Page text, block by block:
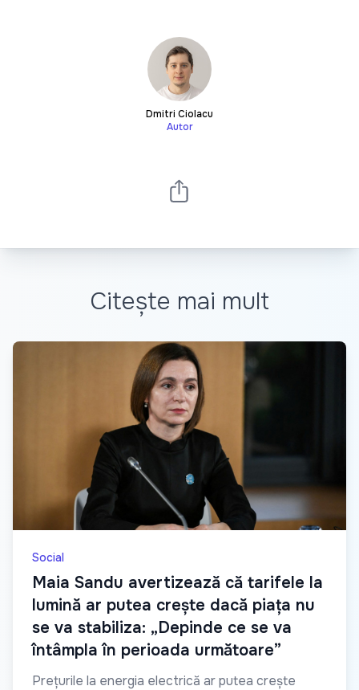
Dmitri Ciolacu
Autor
Citește mai mult
Social
Maia Sandu avertizează că tarifele la
lumină ar putea crește dacă piața nu
se va stabiliza: „Depinde ce se va
întâmpla în perioada următoare”
Prețurile la energia electrică ar putea crește